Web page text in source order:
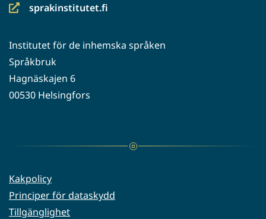
sprakinstitutet.fi
(siirryt
palveluun)
Institutet för de inhemska språken
Språkbruk
Hagnäskajen 6
00530 Helsingfors
Kakpolicy
Principer för dataskydd
Tillgänglighet